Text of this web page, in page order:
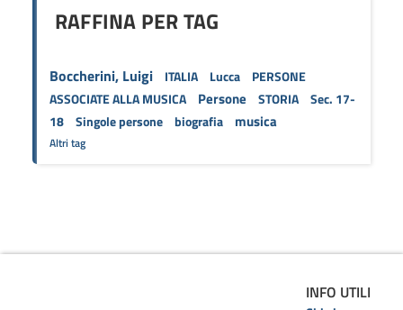
RAFFINA PER TAG
Boccherini, Luigi ITALIA Lucca
PERSONE
ASSOCIATE ALLA MUSICA
Persone STORIA
Sec. 17-
18
Singole persone biografia musica
Altri tag
INFO UTILI